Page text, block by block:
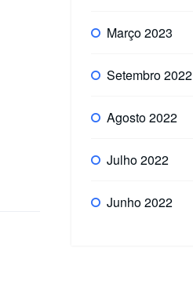
Março 2023
Setembro 2022
Agosto 2022
Julho 2022
Junho 2022